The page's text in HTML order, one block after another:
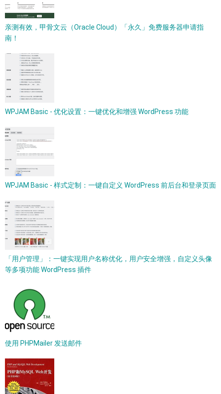
亲测有效，甲骨文云（Oracle Cloud）「永久」免费服务器申请指
南！
WPJAM Basic - 优化设置：一键优化和增强 WordPress 功能
WPJAM Basic - 样式定制：一键自定义 WordPress 前后台和登录页面
「用户管理」：一键实现用户名称优化，用户安全增强，自定义头像
等多项功能 WordPress 插件
使用 PHPMailer 发送邮件